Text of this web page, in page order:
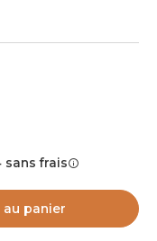
sans frais
panier